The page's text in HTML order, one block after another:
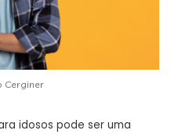
Cerginer
idosos pode ser uma